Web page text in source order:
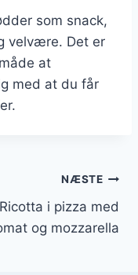
som snack,
velvære. Det er
at
med at du får
NÆSTE
Ricotta i pizza med
og mozzarella